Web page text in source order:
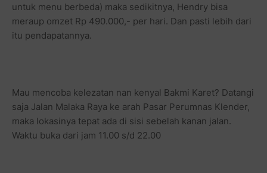
untuk menu berbeda) maka sedikitnya, Hendry bisa
meraup omzet Rp 490.000,- per hari. Dan pasti lebih dari
itu pendapatannya.
Mau mencoba kelezatan nan kenyal Bakmi Karet? Datangi
saja Jalan Malaka Raya ke arah Pasar Perumnas Klender,
maka lokasinya tepat ada di sisi sebelah kanan jalan.
Waktu buka dari jam 11.00 s/d 22.00